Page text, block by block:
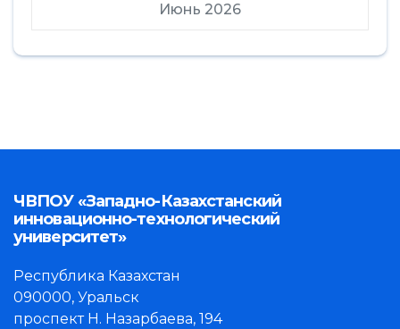
Июнь 2026
ЧВПОУ «Западно-Казахстанский
инновационно-технологический
университет»
Республика Казахстан
090000, Уральск
проспект Н. Назарбаева, 194